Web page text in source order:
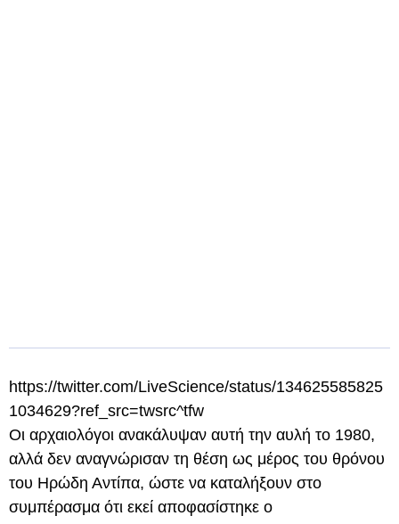
https://twitter.com/LiveScience/status/134625585825
1034629?ref_src=twsrc^tfw
Οι αρχαιολόγοι ανακάλυψαν αυτή την αυλή το 1980,
αλλά δεν αναγνώρισαν τη θέση ως μέρος του θρόνου
του Ηρώδη Αντίπα, ώστε να καταλήξουν στο
συμπέρασμα ότι εκεί αποφασίστηκε ο